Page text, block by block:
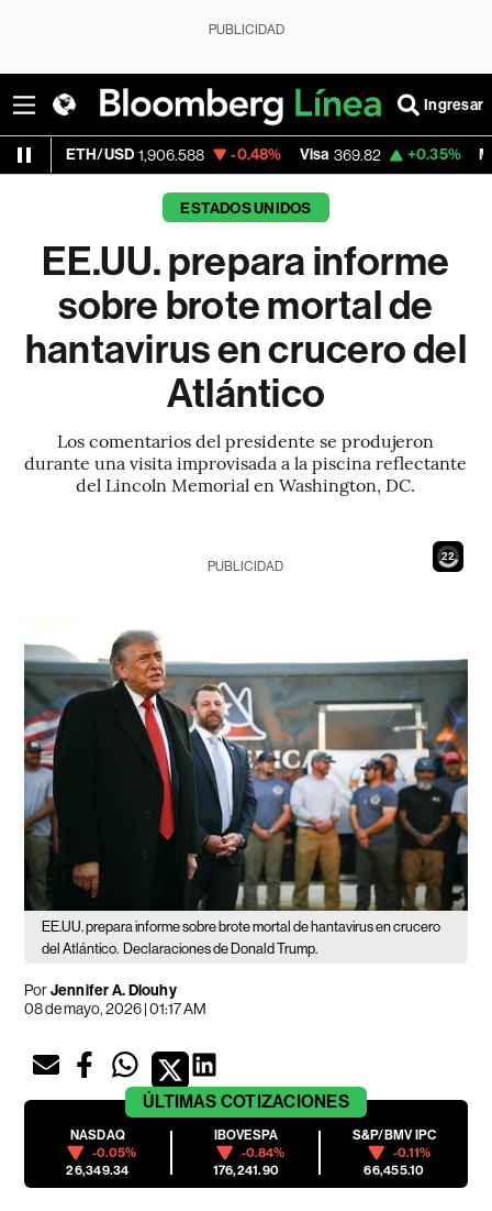
PUBLICIDAD
Ingresar
1,906.588 -0.48% Visa 369.82 +0.35%
ESTADOS UNIDOS
EE.UU. prepara informe
sobre brote mortal de
hantavirus en crucero del
Atlántico
Los comentarios del presidente se produjeron
durante una visita improvisada a la piscina reflectante
del Lincoln Memorial en Washington, DC.
20
PUBLICIDAD
EE.UU. prepara informe sobre brote mortal de hantavirus en crucero
del Atlántico. Declaraciones de Donald Trump.
PorJennifer A. Dlouhy
08 de mayo, 2026 | 01:17 AM
ÚLTIMAS COTIZACIONES
NASDAQ
-0.05%
26,349.34
IBOVESPA
-0.84%
176,241.90
S&P/BMV IPC
-0.11%
66,455.10